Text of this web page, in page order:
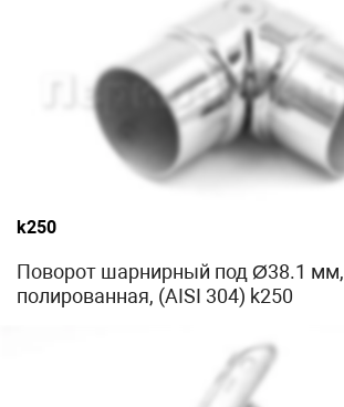
k250
Поворот шарнирный под Ø38.1 мм,
полированная, (AISI 304) k250